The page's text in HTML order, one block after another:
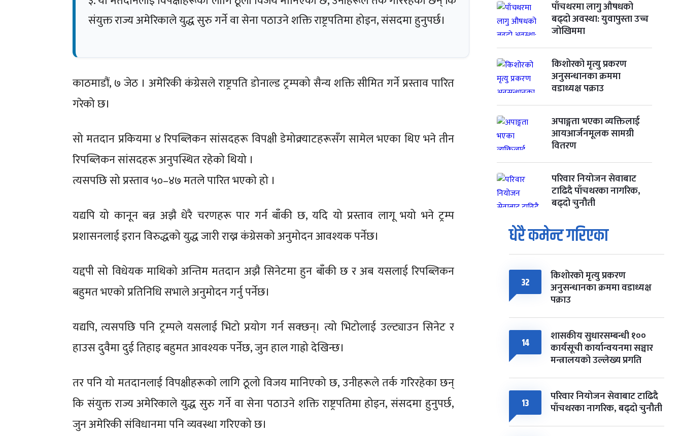
संयुक्त राज्य अमेरिकाले युद्ध सुरु गर्ने वा सेना पठाउने शक्ति राष्ट्रपतिमा होइन, संसदमा हुनुपर्छ।
काठमाडौं, ७ जेठ । अमेरिकी कंग्रेसले राष्ट्रपति डोनाल्ड ट्रम्पको सैन्य शक्ति सीमित गर्ने प्रस्ताव पारित
गरेको छ।
सो मतदान प्रकियमा ४ रिपब्लिकन सांसदहरू विपक्षी डेमोक्र्याटहरूसँग सामेल भएका थिए भने तीन
रिपब्लिकन सांसदहरू अनुपस्थित रहेको थियो ।
त्यसपछि सो प्रस्ताव ५०–४७ मतले पारित भएको हो ।
यद्यपि यो कानून बन्न अझै धेरै चरणहरू पार गर्न बाँकी छ, यदि यो प्रस्ताव लागू भयो भने ट्रम्प
प्रशासनलाई इरान विरुद्धको युद्ध जारी राख्न कंग्रेसको अनुमोदन आवश्यक पर्नेछ।
यद्दपी सो विधेयक माथिको अन्तिम मतदान अझै सिनेटमा हुन बाँकी छ र अब यसलाई रिपब्लिकन
बहुमत भएको प्रतिनिधि सभाले अनुमोदन गर्नु पर्नेछ।
यद्यपि, त्यसपछि पनि ट्रम्पले यसलाई भिटो प्रयोग गर्न सक्छन्। त्यो भिटोलाई उल्ट्याउन सिनेट र
हाउस दुवैमा दुई तिहाइ बहुमत आवश्यक पर्नेछ, जुन हाल गाह्रो देखिन्छ।
तर पनि यो मतदानलाई विपक्षीहरूको लागि ठूलो विजय मानिएको छ, उनीहरूले तर्क गरिरहेका छन्
कि संयुक्त राज्य अमेरिकाले युद्ध सुरु गर्ने वा सेना पठाउने शक्ति राष्ट्रपतिमा होइन, संसदमा हुनुपर्छ,
जुन अमेरिकी संविधानमा पनि व्यवस्था गरिएको छ।
पाँचथरमा लागु औषधको
बढ्दो अवस्था: युवापुस्ता उच्च
जोखिममा
किशोरको मृत्यु प्रकरण
अनुसन्धानका क्रममा
वडाध्यक्ष पक्राउ
अपाङ्गता भएका व्यक्तिलाई
आयआर्जनमूलक सामग्री
वितरण
परिवार नियोजन सेवाबाट
टाढिदै पाँचथरका नागरिक,
बढ्दो चुनौती
धेरै कमेन्ट गरिएका
32 किशोरको मृत्यु प्रकरण
अनुसन्धानका क्रममा वडाध्यक्ष
पक्राउ
14 शासकीय सुधारसम्बन्धी १००
कार्यसूची कार्यान्वयनमा सञ्चार
मन्त्रालयको उल्लेख्य प्रगति
13 परिवार नियोजन सेवाबाट टाढिदै
पाँचथरका नागरिक, बढ्दो चुनौती